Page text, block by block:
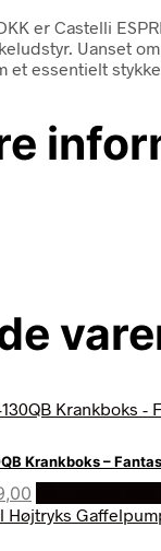
er Castelli
Uanset
et essentielt
Krankboks –
aktuelle